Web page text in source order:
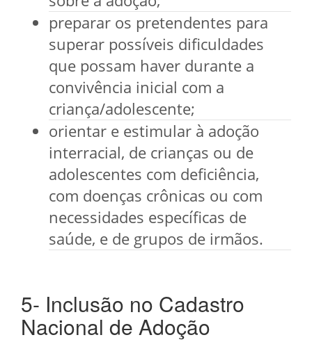
preparar os pretendentes para
superar possíveis dificuldades
que possam haver durante a
convivência inicial com a
criança/adolescente;
orientar e estimular à adoção
interracial, de crianças ou de
adolescentes com deficiência,
com doenças crônicas ou com
necessidades específicas de
saúde, e de grupos de irmãos.
5- Inclusão no Cadastro
Nacional de Adoção